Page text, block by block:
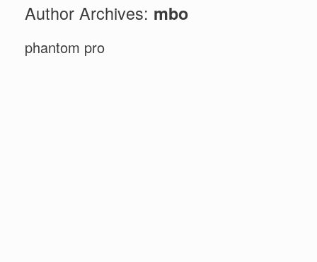
Author Archives: mbo
phantom pro